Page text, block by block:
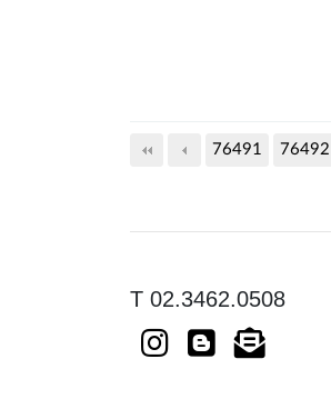
76491 76492
T 02.3462.0508